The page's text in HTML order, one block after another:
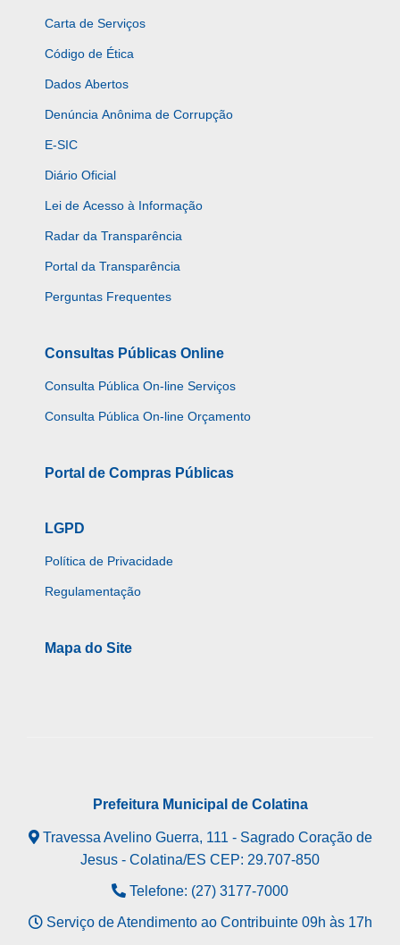
Carta de Serviços
Código de Ética
Dados Abertos
Denúncia Anônima de Corrupção
E-SIC
Diário Oficial
Lei de Acesso à Informação
Radar da Transparência
Portal da Transparência
Perguntas Frequentes
Consultas Públicas Online
Consulta Pública On-line Serviços
Consulta Pública On-line Orçamento
Portal de Compras Públicas
LGPD
Política de Privacidade
Regulamentação
Mapa do Site
Prefeitura Municipal de Colatina
Travessa Avelino Guerra, 111 - Sagrado Coração de
Jesus - Colatina/ES CEP: 29.707-850
Telefone: (27) 3177-7000
Serviço de Atendimento ao Contribuinte 09h às 17h